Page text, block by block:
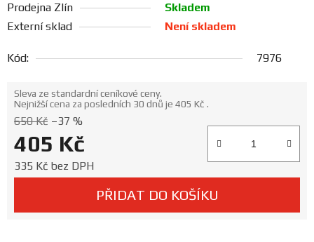
Ceníky
a
Prodejny
Prodejna Zlín
Skladem
Externí sklad
Není skladem
Kód: 7976
650 Kč –37 %
405 Kč
335 Kč bez DPH
PŘIDAT DO KOŠÍKU
Sleva ze standardní ceníkové ceny.
Nejnižší cena za posledních 30 dnů je 405 Kč .